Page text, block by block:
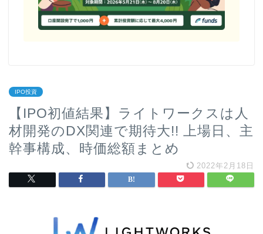
IPO投資
【IPO初値結果】ライトワークスは人
材開発のDX関連で期待大!! 上場日、主
幹事構成、時価総額まとめ
2022年2月18日